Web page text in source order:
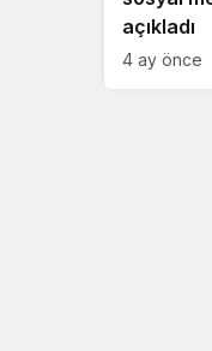
açıkladı
4 ay önce